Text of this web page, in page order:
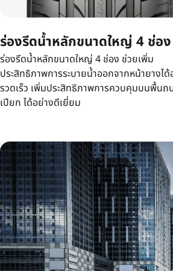
ร่องรีดน้ำหลักขนาดใหญ่ 4 ช่อง
ร่องรีดน้ำหลักขนาดใหญ่ 4 ช่อง ช่วยเพิ่ม
ประสิทธิภาพการระบายน้ำออกจากหน้ายางได้
รวดเร็ว เพิ่มประสิทธิภาพการควบคุมบนพื้นถ
เปียก ได้อย่างดีเยี่ยม